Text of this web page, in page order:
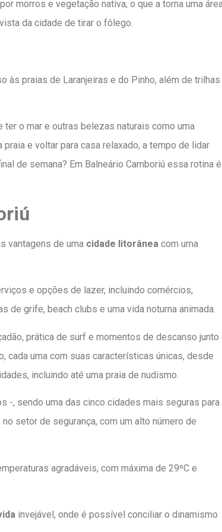
morros e vegetação nativa, o que a torna uma
da cidade de tirar o fôlego.
às praias de Laranjeiras e do Pinho, além de
o mar e outras belezas naturais como uma
praia e voltar para casa relaxado, a tempo de lidar
de semana? Em Balneário Camboriú essa rotina é
vantagens de uma cidade litorânea com uma
e opções de lazer, incluindo comércios,
de grife, beach clubs e uma vida noturna animada.
prática de surf e momentos de descanso junto
cada uma com suas características únicas, desde
incluindo até uma praia de nudismo.
-, sendo uma das cinco cidades mais seguras para
setor de segurança, com um alto número de
agradáveis, com máxima de 29ºC e
invejável, onde é possível conciliar o dinamismo